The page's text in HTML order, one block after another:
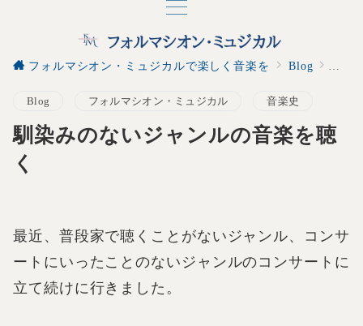
フォルマシオン・ミュジカルで楽しく音楽を Blog
Blog フォルマシオン・ミュジカル 音楽史
馴染みのないジャンルの音楽を聴
く
最近、普段家で聴くことがないジャンル、コンサ
ートにいったことのないジャンルのコンサートに
立て続けに行きました。